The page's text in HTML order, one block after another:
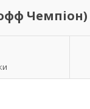
Чемпіон)